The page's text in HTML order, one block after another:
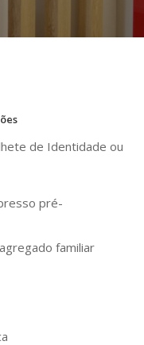
de Identidade ou
pré-
familiar